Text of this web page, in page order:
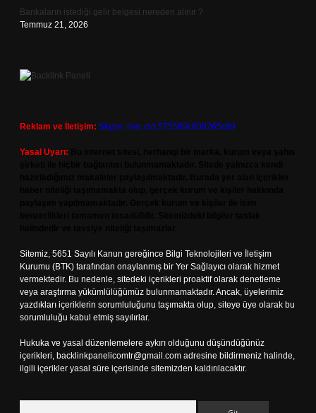
Bankaların istediği gelir belgesi nereden alınır ?
Temmuz 21, 2026
Reklam ve İletişim: Skype: live:.cid.575569c608265c69
Yasal Uyarı:
Sitemiz, 5651 Sayılı Kanun gereğince Bilgi Teknolojileri ve İletişim
Kurumu (BTK) tarafından onaylanmış bir Yer Sağlayıcı olarak hizmet
vermektedir. Bu nedenle, sitedeki içerikleri proaktif olarak denetleme
veya araştırma yükümlülüğümüz bulunmamaktadır. Ancak, üyelerimiz
yazdıkları içeriklerin sorumluluğunu taşımakta olup, siteye üye olarak bu
sorumluluğu kabul etmiş sayılırlar.
Hukuka ve yasal düzenlemelere aykırı olduğunu düşündüğünüz
içerikleri, backlinkpanelicomtr@gmail.com adresine bildirmeniz halinde,
ilgili içerikler yasal süre içerisinde sitemizden kaldırılacaktır.